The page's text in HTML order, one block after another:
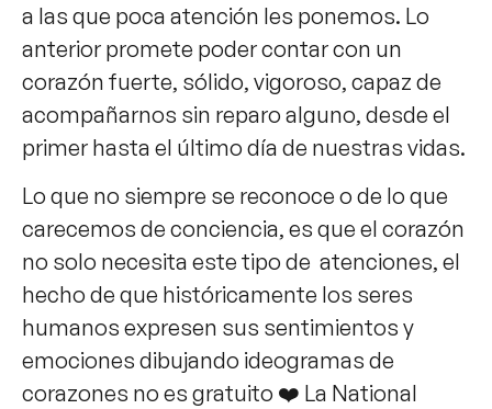
a las que poca atención les ponemos. Lo
anterior promete poder contar con un
corazón fuerte, sólido, vigoroso, capaz de
acompañarnos sin reparo alguno, desde el
primer hasta el último día de nuestras vidas.
Lo que no siempre se reconoce o de lo que
carecemos de conciencia, es que el corazón
no solo necesita este tipo de atenciones, el
hecho de que históricamente los seres
humanos expresen sus sentimientos y
emociones dibujando ideogramas de
corazones no es gratuito ❤️ La National